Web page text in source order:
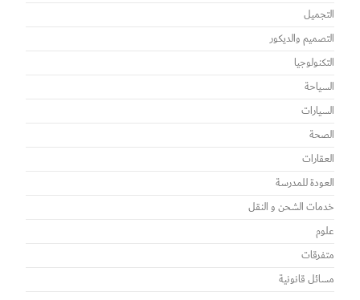
التجميل
التصميم والديكور
التكنولوجيا
السياحة
السيارات
الصحة
العقارات
العودة للمدرسة
خدمات الشحن و النقل
علوم
متفرقات
مسائل قانونية